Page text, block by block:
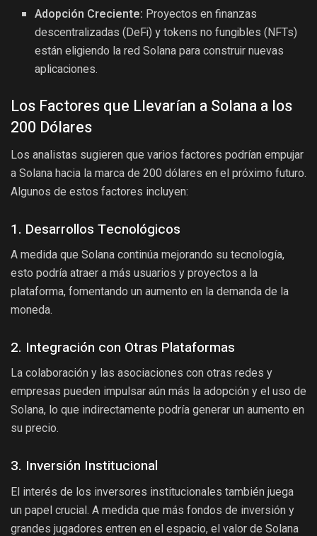
Adopción Creciente: Proyectos en finanzas
descentralizadas (DeFi) y tokens no fungibles (NFTs)
están eligiendo la red Solana para construir nuevas
aplicaciones.
Los Factores que Llevarían a Solana a los
200 Dólares
Los analistas sugieren que varios factores podrían empujar
a Solana hacia la marca de 200 dólares en el próximo futuro.
Algunos de estos factores incluyen:
1. Desarrollos Tecnológicos
A medida que Solana continúa mejorando su tecnología,
esto podría atraer a más usuarios y proyectos a la
plataforma, fomentando un aumento en la demanda de la
moneda.
2. Integración con Otras Plataformas
La colaboración y las asociaciones con otras redes y
empresas pueden impulsar aún más la adopción y el uso de
Solana, lo que indirectamente podría generar un aumento en
su precio.
3. Inversión Institucional
El interés de los inversores institucionales también juega
un papel crucial. A medida que más fondos de inversión y
grandes jugadores entren en el espacio, el valor de Solana